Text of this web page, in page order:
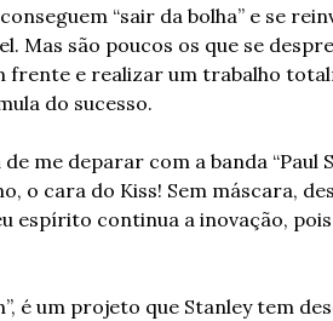
“sair da bolha” e se
Mas são poucos os que se
frente e realizar um trabalho
do sucesso.
me deparar com a banda “Paul
o cara do Kiss! Sem máscara,
espírito continua a inovação,
é um projeto que Stanley tem